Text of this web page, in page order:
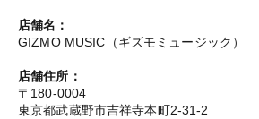
店舗名：
GIZMO MUSIC（ギズモミュージック）
店舗住所：
〒180-0004
東京都武蔵野市吉祥寺本町2-31-2